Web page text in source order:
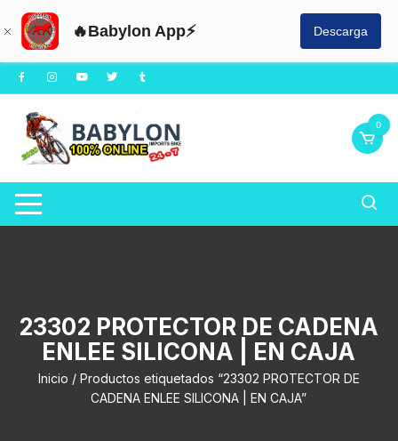
🔥Babylon App⚡ Descarga
Saltar
al
contenido
0
23302 PROTECTOR DE CADENA
ENLEE SILICONA | EN CAJA
Inicio / Productos etiquetados “23302 PROTECTOR DE
CADENA ENLEE SILICONA | EN CAJA”